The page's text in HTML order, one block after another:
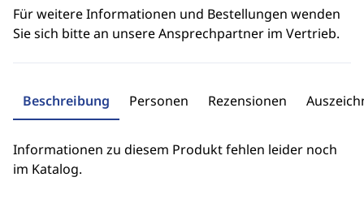
Für weitere Informationen und Bestellungen wenden
Sie sich bitte an unsere Ansprechpartner im Vertrieb.
Beschreibung Personen Rezensionen
Informationen zu diesem Produkt fehlen leider noch
im Katalog.